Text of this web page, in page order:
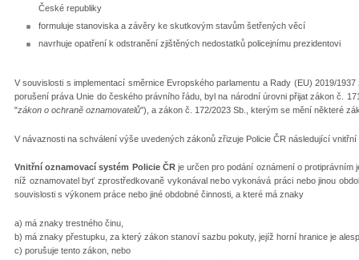
České republiky
formuluje stanoviska a závěry ke skutkovým stavům šetřených věcí
navrhuje opatření k odstranění zjištěných nedostatků policejnímu prezidentovi
V souvislosti s implementací směrnice Evropského parlamentu a Rady (EU) 2019/
porušení práva Unie do českého právního řádu, byl na národní úrovni přijat zákon č.
"zákon o ochraně oznamovatelů"), a zákon č. 172/2023 Sb., kterým se mění některé
V návaznosti na schválení výše uvedených zákonů zřizuje Policie ČR následující
Vnitřní oznamovací systém Policie ČRje určen pro podání oznámení o protiprávním
níž oznamovatel byť zprostředkovaně vykonával nebo vykonává práci nebo jinou
souvislosti s výkonem práce nebo jiné obdobné činnosti, a které má znaky
a) má znaky trestného činu,
b) má znaky přestupku, za který zákon stanoví sazbu pokuty, jejíž horní hranice je
c) porušuje tento zákon, nebo